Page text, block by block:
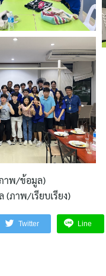
าพ/ข้อมูล)
ภาพ/เรียบเรียง)
Twitter Line